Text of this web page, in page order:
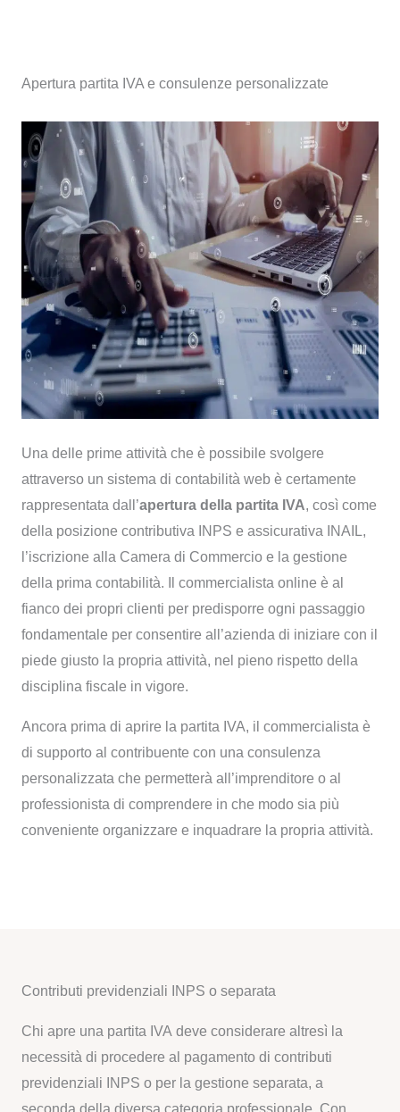
Apertura partita IVA e consulenze personalizzate
Una delle prime attività che è possibile svolgere
attraverso un sistema di contabilità web è certamente
rappresentata dall’apertura della partita IVA, così come
della posizione contributiva INPS e assicurativa INAIL,
l’iscrizione alla Camera di Commercio e la gestione
della prima contabilità. Il commercialista online è al
fianco dei propri clienti per predisporre ogni passaggio
fondamentale per consentire all’azienda di iniziare con il
piede giusto la propria attività, nel pieno rispetto della
disciplina fiscale in vigore.
Ancora prima di aprire la partita IVA, il commercialista è
di supporto al contribuente con una consulenza
personalizzata che permetterà all’imprenditore o al
professionista di comprendere in che modo sia più
conveniente organizzare e inquadrare la propria attività.
Contributi previdenziali INPS o separata
Chi apre una partita IVA deve considerare altresì la
necessità di procedere al pagamento di contributi
previdenziali INPS o per la gestione separata, a